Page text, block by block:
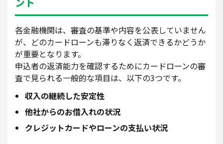
各金融機関は、審査の基準や内容を公表していません
が、どのカードローンも滞りなく返済できるかどうか
が重要となります。
申込者の返済能力を確認するためにカードローンの審
査で見られる一般的な項目は、以下の3つです。
収入の継続した安定性
他社からのお借入れの状況
クレジットカードやローンの支払い状況